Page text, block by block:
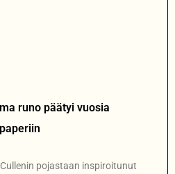
runo päätyi vuosia
pojastaan inspiroitunut